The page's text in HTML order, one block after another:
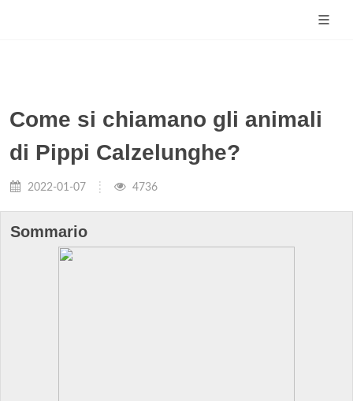
Come si chiamano gli animali
di Pippi Calzelunghe?
2022-01-07 4736
Sommario